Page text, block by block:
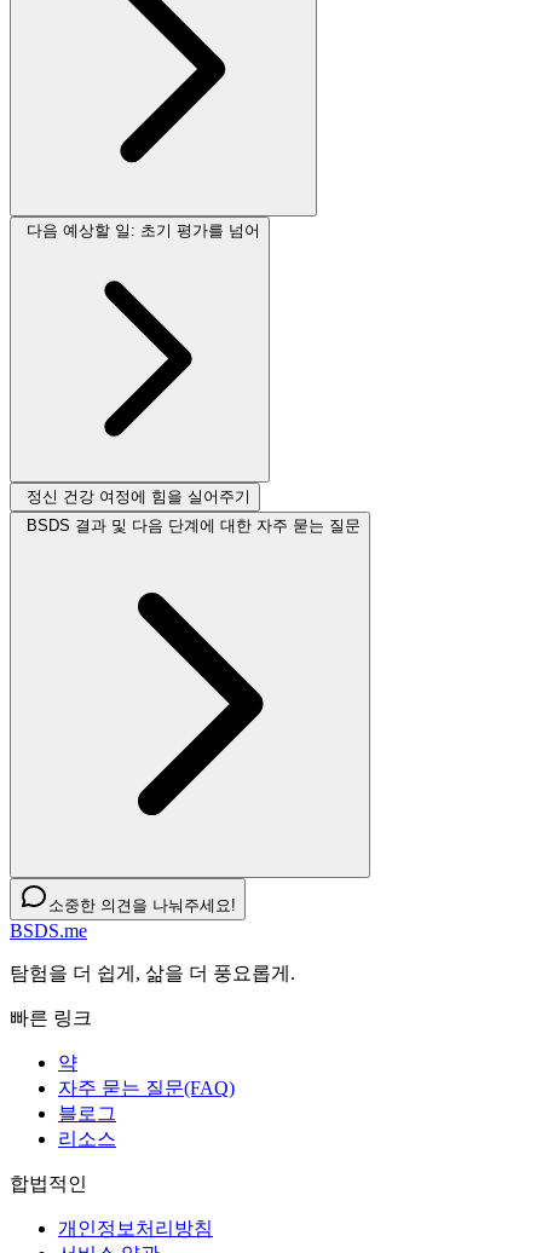
다음 예상할 일: 초기 평가를 넘어
정신 건강 여정에 힘을 실어주기
BSDS 결과 및 다음 단계에 대한 자주 묻는 질문
소중한 의견을 나눠주세요!
BSDS.me
탐험을 더 쉽게, 삶을 더 풍요롭게.
빠른 링크
약
자주 묻는 질문(FAQ)
블로그
리소스
합법적인
개인정보처리방침